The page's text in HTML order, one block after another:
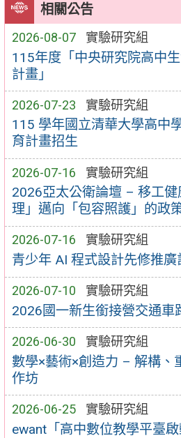
相關公告
2026-08-07 實驗研究組
115年度「中央研究院高中
計畫」
2026-07-23 實驗研究組
115 學年國立清華大學高中
育計畫招生
2026-07-16 實驗研究組
2026亞太公衛論壇 – 移工
理」邁向「包容照護」的政
2026-07-16 實驗研究組
青少年 AI 程式設計先修推廣
2026-07-10 實驗研究組
2026國一新生銜接營交通車
2026-06-30 實驗研究組
數學×藝術×創造力 – 解構、
作坊
2026-06-25 實驗研究組
ewant「高中數位教學平臺啟